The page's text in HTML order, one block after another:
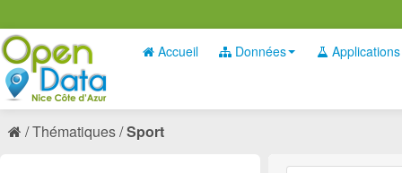
Accueil Données Applications
Thématiques Sport